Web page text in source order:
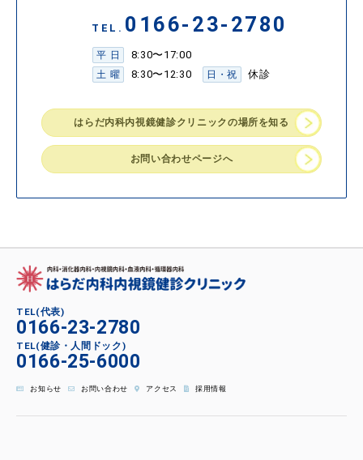
TEL. 0166-23-2780
平 日 8:30〜17:00
土 曜 8:30〜12:30 日・祝 休診
はらだ内科内視鏡健診クリニックの場所を知る
お問い合わせページへ
TEL(代表)
0166-23-2780
TEL(健診・人間ドック)
0166-25-6000
お知らせ お問い合わせ アクセス 採用情報